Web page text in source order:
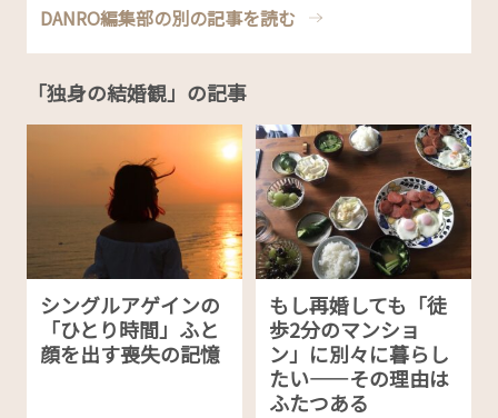
DANRO編集部の別の記事を読む
「独身の結婚観」の記事
シングルアゲインの
「ひとり時間」ふと
顔を出す喪失の記憶
もし再婚しても「徒
歩2分のマンショ
ン」に別々に暮らし
たい——その理由は
ふたつある